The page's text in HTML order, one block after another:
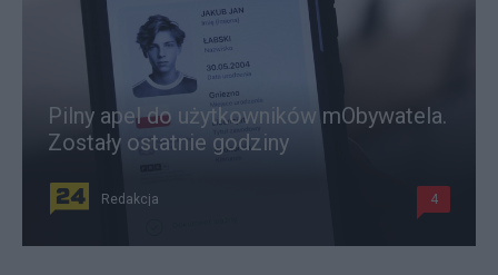
Pilny apel do użytkowników mObywatela.
Zostały ostatnie godziny
Redakcja 4